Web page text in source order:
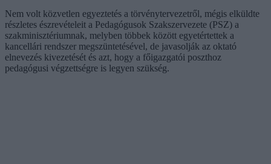
Nem volt közvetlen egyeztetés a törvénytervezetről, mégis elküldte
részletes észrevételeit a Pedagógusok Szakszervezete (PSZ) a
szakminisztériumnak, melyben többek között egyetértettek a
kancellári rendszer megszüntetésével, de javasolják az oktató
elnevezés kivezetését és azt, hogy a főigazgatói poszthoz
pedagógusi végzettségre is legyen szükség.